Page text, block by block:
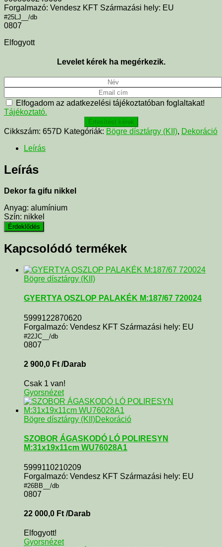
Forgalmazó: Vendesz KFT Származási hely: EU
#25LJ__/db
0807
Elfogyott
Levelet kérek ha megérkezik.
Elfogadom az adatkezelési tájékoztatóban foglaltakat!
Tájékoztató.
Értesítést kérek
Cikkszám: 657D Kategóriák: Bögre dísztárgy (KII), Dekoráció
Leírás
Leírás
Dekor fa gifu nikkel
Anyag: alumínium
Szín: nikkel
Kapcsolódó termékek
Bögre dísztárgy (KII)
GYERTYA OSZLOP PALAKÉK M:187/67 720024
5999122870620
Forgalmazó: Vendesz KFT Származási hely: EU
#22JC__/db
0807
2 900,0 Ft /Darab
Csak 1 van!
Gyorsnézet
Bögre dísztárgy (KII)Dekoráció
SZOBOR ÁGASKODÓ LÓ POLIRESYN
M:31x19x11cm WU76028A1
5999110210209
Forgalmazó: Vendesz KFT Származási hely: EU
#26BB__/db
0807
22 000,0 Ft /Darab
Elfogyott!
Gyorsnézet